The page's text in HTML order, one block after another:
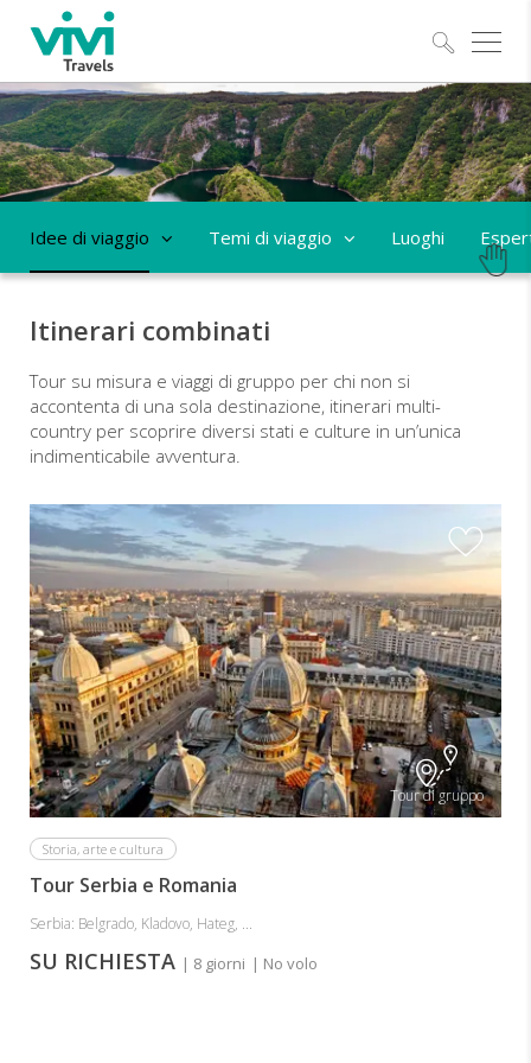
Idee di viaggio Temi di viaggio Luoghi
Itinerari combinati
Tour su misura e viaggi di gruppo per chi non si
accontenta di una sola destinazione, itinerari multi-
country per scoprire diversi stati e culture in un’unica
indimenticabile avventura.
Tour di gruppo
Storia, arte e cultura
Tour Serbia e Romania
Serbia: Belgrado, Kladovo, Hateg, ...
SU RICHIESTA | 8 giorni | No volo